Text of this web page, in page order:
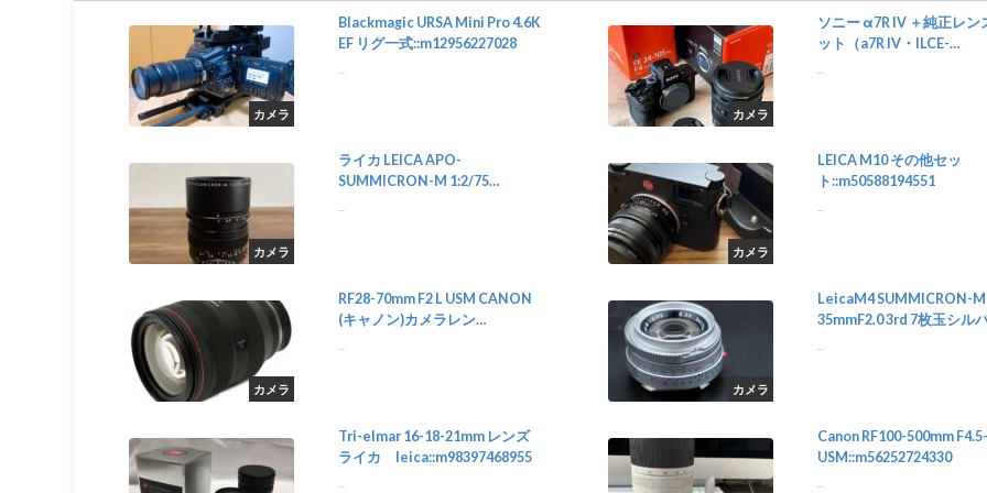
カメラ
Blackmagic URSA Mini Pro 4.6K
EF リグ一式::m12956227028
カメラ
ソニー α7R IV ＋純正レン
ット（a7R IV・ILCE-
カメラ
ライカ LEICA APO-
SUMMICRON-M 1:2/75
...
カメラ
LEICA M10 その他セッ
ト::m50588194551
...
カメラ
RF28-70mm F2 L USM CANON
(キャノン)カメラレン
カメラ
LeicaM4 SUMMICRON-M
35mmF2.0 3rd 7枚玉シル
Tri-elmar 16-18-21mm レンズ
ライカ leica::m98397468955
Canon RF100-500mm
USM::m56252724330